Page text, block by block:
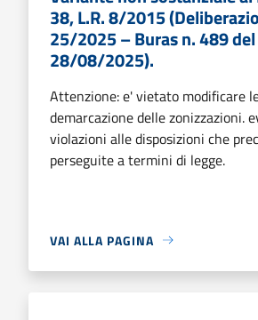
38, L.R. 8/2015
25/2025 – Buras n. 489 del
28/08/2025).
Attenzione: e' vietato modificare
demarcazione delle zonizzazioni.
violazioni alle disposizioni che
perseguite a termini di legge.
VAI ALLA PAGINA